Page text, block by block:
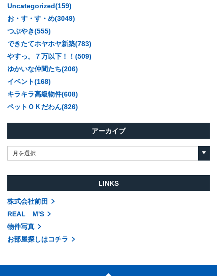
Uncategorized(159)
お・す・す・め(3049)
つぶやき(555)
できたてホヤホヤ新築(783)
やすっ。７万以下！！(509)
ゆかいな仲間たち(206)
イベント(168)
キラキラ高級物件(608)
ペットＯＫだわん(826)
アーカイブ
月を選択
LINKS
株式会社前田
REAL M'S
物件写真
お部屋探しはコチラ